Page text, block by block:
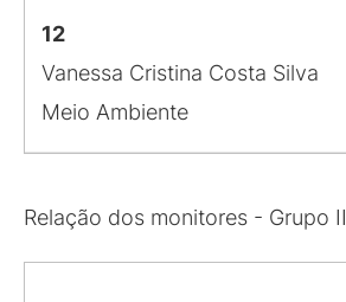
12
Vanessa Cristina Costa Silva
Meio Ambiente
Relação dos monitores - Grupo II